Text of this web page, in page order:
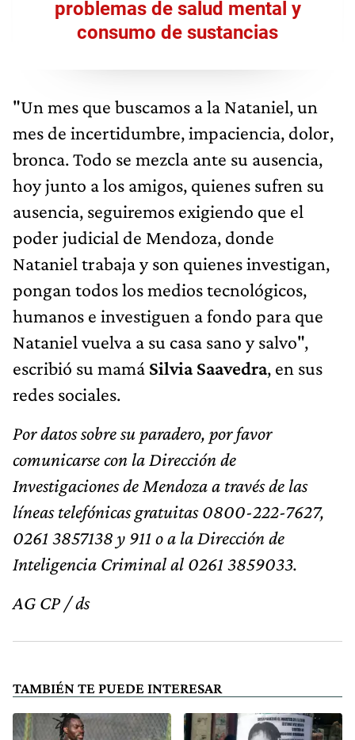
problemas de salud mental y
consumo de sustancias
"Un mes que buscamos a la Nataniel, un
mes de incertidumbre, impaciencia, dolor,
bronca. Todo se mezcla ante su ausencia,
hoy junto a los amigos, quienes sufren su
ausencia, seguiremos exigiendo que el
poder judicial de Mendoza, donde
Nataniel trabaja y son quienes investigan,
pongan todos los medios tecnológicos,
humanos e investiguen a fondo para que
Nataniel vuelva a su casa sano y salvo",
escribió su mamá Silvia Saavedra, en sus
redes sociales.
Por datos sobre su paradero, por favor
comunicarse con la Dirección de
Investigaciones de Mendoza a través de las
líneas telefónicas gratuitas 0800-222-7627,
0261 3857138 y 911 o a la Dirección de
Inteligencia Criminal al 0261 3859033.
AG CP / ds
TAMBIÉN TE PUEDE INTERESAR